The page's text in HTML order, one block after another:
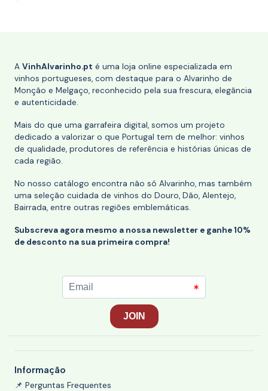
A VinhAlvarinho.pt é uma loja online especializada em
vinhos portugueses, com destaque para o Alvarinho de
Monção e Melgaço, reconhecido pela sua frescura, elegância
e autenticidade.
Mais do que uma garrafeira digital, somos um projeto
dedicado a valorizar o que Portugal tem de melhor: vinhos
de qualidade, produtores de referência e histórias únicas de
cada região.
No nosso catálogo encontra não só Alvarinho, mas também
uma seleção cuidada de vinhos do Douro, Dão, Alentejo,
Bairrada, entre outras regiões emblemáticas.
Subscreva agora mesmo a nossa newsletter e ganhe 10%
de desconto na sua primeira compra!
Informação
📌 Perguntas Frequentes